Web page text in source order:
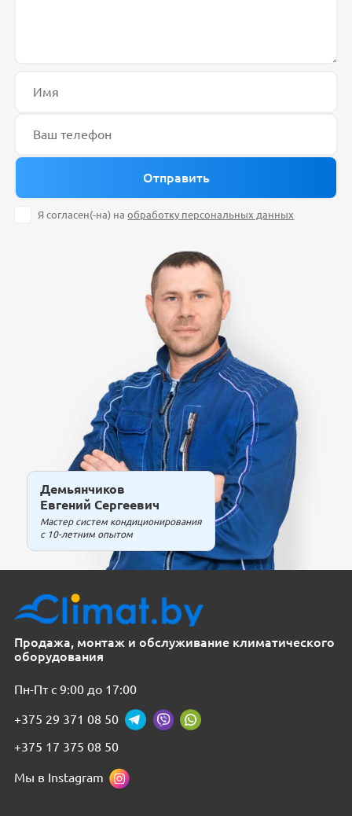
Я согласен(-на) наобработку персональных данных
Демьянчиков
Евгений Сергеевич
Мастер систем кондиционирования
с 10-летним опытом
Продажа, монтаж и обслуживание климатического
оборудования
Пн-Пт с 9:00 до 17:00
+375 29 371 08 50
+375 17 375 08 50
Мы в Instagram